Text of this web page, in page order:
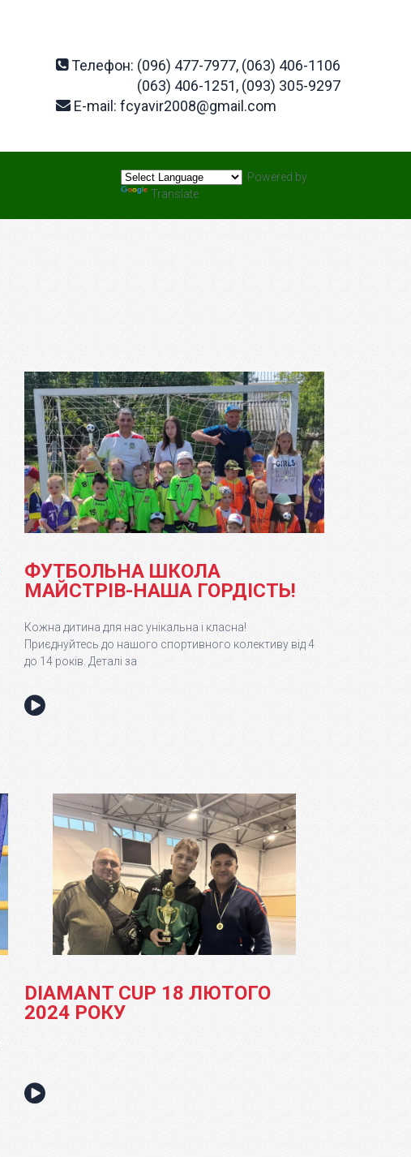
Телефон: (096) 477-7977, (063) 406-1106
(063) 406-1251, (093) 305-9297
E-mail: fcyavir2008@gmail.com
Powered by
Translate
ФУТБОЛЬНА ШКОЛА
МАЙСТРІВ-НАША ГОРДІСТЬ!
Кожна дитина для нас унікальна і класна!
Приєднуйтесь до нашого спортивного колективу від 4
до 14 років. Деталі за
DIAMANT CUP 18 ЛЮТОГО
2024 РОКУ